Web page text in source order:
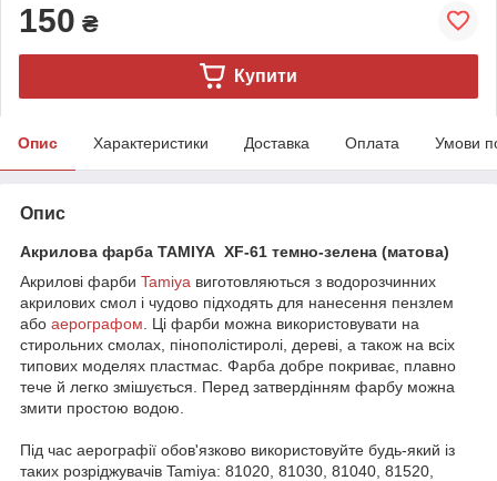
150 ₴
Купити
Опис Характеристики Доставка Оплата Умови
Опис
Акрилова фарба TAMIYA XF-61 темно-зелена (матова)
Акрилові фарби Tamiya виготовляються з водорозчинних
акрилових смол і чудово підходять для нанесення пензлем
або аерографом . Ці фарби можна використовувати на
стирольних смолах, пінополістиролі, дереві, а також на всіх
типових моделях пластмас. Фарба добре покриває, плавно
тече й легко змішується. Перед затвердінням фарбу можна
змити простою водою.
Під час аерографії обов'язково використовуйте будь-який із
таких розріджувачів Tamiya: 81020, 81030, 81040, 81520,